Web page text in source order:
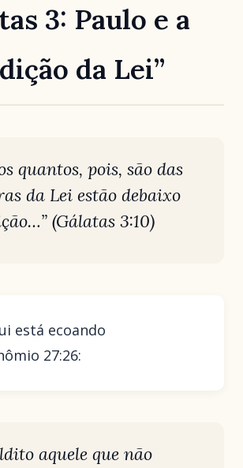
3: Paulo e a
da Lei”
quantos, pois, são das
da Lei estão debaixo
(Gálatas 3:10)
está ecoando
27:26:
aquele que não